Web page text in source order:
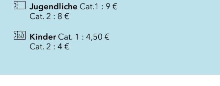
Jugendliche Cat.1 : 9 €
Cat. 2 : 8 €
Kinder Cat. 1 : 4,50 €
Cat. 2 : 4 €